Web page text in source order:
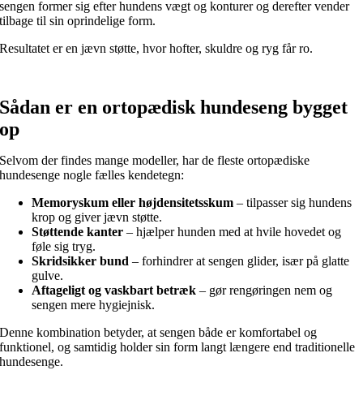
sengen former sig efter hundens vægt og konturer og derefter vender
tilbage til sin oprindelige form.
Resultatet er en jævn støtte, hvor hofter, skuldre og ryg får ro.
Sådan er en ortopædisk hundeseng bygget
op
Selvom der findes mange modeller, har de fleste ortopædiske
hundesenge nogle fælles kendetegn:
Memoryskum eller højdensitetsskum – tilpasser sig hundens
krop og giver jævn støtte.
Støttende kanter – hjælper hunden med at hvile hovedet og
føle sig tryg.
Skridsikker bund – forhindrer at sengen glider, især på glatte
gulve.
Aftageligt og vaskbart betræk – gør rengøringen nem og
sengen mere hygiejnisk.
Denne kombination betyder, at sengen både er komfortabel og
funktionel, og samtidig holder sin form langt længere end traditionelle
hundesenge.